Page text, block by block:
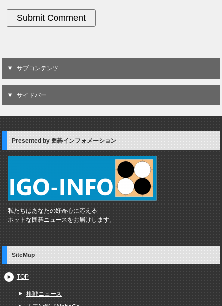
サブコンテンツ
サイドバー
Presented by 囲碁インフォメーション
私たちはあなたの好奇心に応える
ホットな囲碁ニュースをお届けします。
SiteMap
TOP
棋戦ニュース